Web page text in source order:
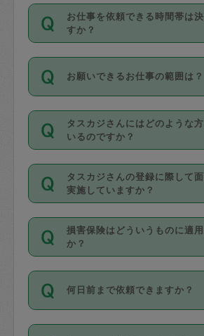
丈夫です。
デビットカード・プリペイド
リカ、au WALLETなど）は
銀行振込や現金払いも対応し
なお、タスカジさんの交通費
金のご請求と合わせてお支払
動計算で表示されます。
す。
定期の最低利用回数は設けて
りに、一定数を超えたキャ
（例：毎週定期の場合は３
ンセルが有償（1200円、隔
は２回以上のキャンセルが有
交通費は依頼料金とは別途
料金のご請求と合わせてお支
ます。交通費の金額は「依
お仕事を依頼できる時間帯は
すか？
時間帯は3種類あります。い
たり３時間です。
・ＡＭ ９時～１２時
・ＰＭ １３時～１６時
・夜 １８時～２１時
開始時間を２時間前後変更す
能です。依頼送信後、個別
んにメッセージを送り調整
い。ただし、２時間を越えて
時間も被らない場合、損害保
お願いできるお仕事の範囲は？
掃除、整理収納、洗濯、買
作り置きです。タスカジさん
きる仕事の範囲が異なりま
する前にタスカジさんのプロ
確認してください。
基本的に、高所での作業や
外での作業は対象外です。
タスカジさんにはどのような
いるのですか？
主婦として長年の家事経験
方、栄養士・調理師といった
育園や学校の給食やレスト
係の専門職に従事されていた
すでにハウスキーパーや英語
てお仕事をしているフィリ
社員など様々なバックグラウ
登録しています。
タスカジさんの登録に際して
実施していますか？
応募の際に、各自事務局と
を行っています。その後、身
写真提出をしていただいて
確認しています。タスカジさ
ング動画を使ったセルフト
損害保険はどういうものに適
か？
依頼者とタスカジさんとの
を通して成立した作業時間内
適用されます。作業範囲は
何日前まで依頼できますか？
ご依頼は、現在を起点に3日